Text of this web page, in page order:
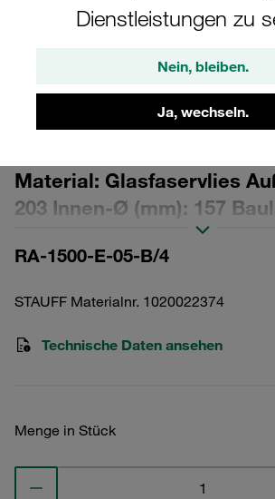
Dienstleistungen zu
Nein, bleiben.
Ja, wechseln.
tatsächlichen Produkt abweichen.
Austausch-Filterelement
Material: Glasfaservlies
203 Innen-Ø (mm): 157
825 Dichtung: NBR, β-Wert
RA-1500-E-05-B/4
STAUFF Materialnr. 1020022374
Technische Daten ansehen
Menge in Stück